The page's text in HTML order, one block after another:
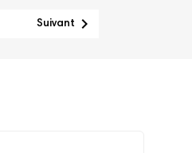
Suivant 